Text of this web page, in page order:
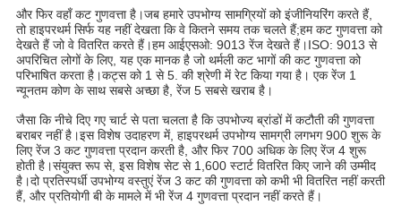
और फिर वहाँ कट गुणवत्ता है।जब हमारे उपभोग्य सामग्रियों को इंजीनियरिंग करते हैं,
तो हाइपरथर्म सिर्फ यह नहीं देखता कि वे कितने समय तक चलते हैं;हम कट गुणवत्ता को
देखते हैं जो वे वितरित करते हैं।हम आईएसओ: 9013 रेंज देखते हैं।ISO: 9013 से
अपरिचित लोगों के लिए, यह एक मानक है जो थर्मली कट भागों की कट गुणवत्ता को
परिभाषित करता है।कट्स को 1 से 5. की श्रेणी में रेट किया गया है। एक रेंज 1
न्यूनतम कोण के साथ सबसे अच्छा है, रेंज 5 सबसे खराब है।
जैसा कि नीचे दिए गए चार्ट से पता चलता है कि उपभोज्य ब्रांडों में कटौती की गुणवत्ता
बराबर नहीं है।इस विशेष उदाहरण में, हाइपरथर्म उपभोग्य सामग्री लगभग 900 शुरू के
लिए रेंज 3 कट गुणवत्ता प्रदान करती है, और फिर 700 अधिक के लिए रेंज 4 शुरू
होती है।संयुक्त रूप से, इस विशेष सेट से 1,600 स्टार्ट वितरित किए जाने की उम्मीद
है।दो प्रतिस्पर्धी उपभोग्य वस्तुएं रेंज 3 कट की गुणवत्ता को कभी भी वितरित नहीं करती
हैं, और प्रतियोगी बी के मामले में भी रेंज 4 गुणवत्ता प्रदान नहीं करते हैं।